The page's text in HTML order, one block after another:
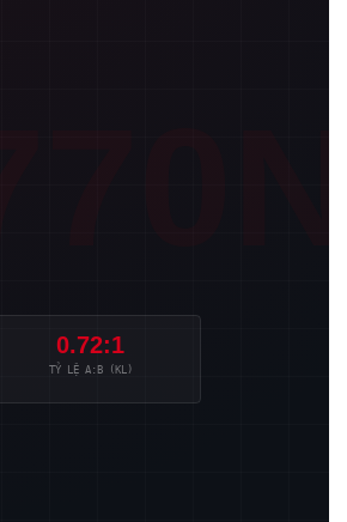
0.72:1
TỶ LỆ A:B (KL)